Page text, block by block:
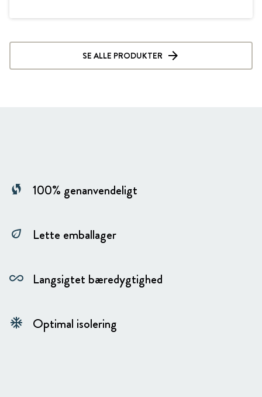
SE ALLE PRODUKTER
wifi_protected_setup 100% genanvendeligt
eco Lette emballager
all_inclusive Langsigtet bæredygtighed
ac_unit Optimal isolering